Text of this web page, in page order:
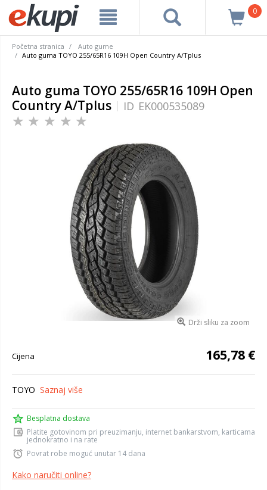
0
Početna stranica
Auto gume
Auto guma TOYO 255/65R16 109H Open Country A/Tplus
Auto guma TOYO 255/65R16 109H Open
Country A/Tplus
ID EK000535089
Drži sliku za zoom
Cijena 165,78 €
TOYO Saznaj više
Besplatna dostava
Platite gotovinom pri preuzimanju, internet bankarstvom, karticama
jednokratno i na rate
Povrat robe moguć unutar 14 dana
Kako naručiti online?